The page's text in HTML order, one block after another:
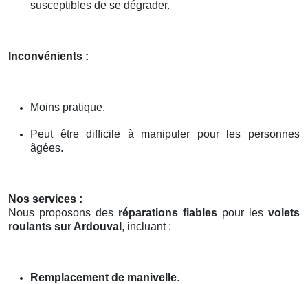
susceptibles de se dégrader.
Inconvénients :
Moins pratique.
Peut être difficile à manipuler pour les personnes
âgées.
Nos services :
Nous proposons des réparations fiables pour les volets
roulants sur Ardouval , incluant :
Remplacement de manivelle.